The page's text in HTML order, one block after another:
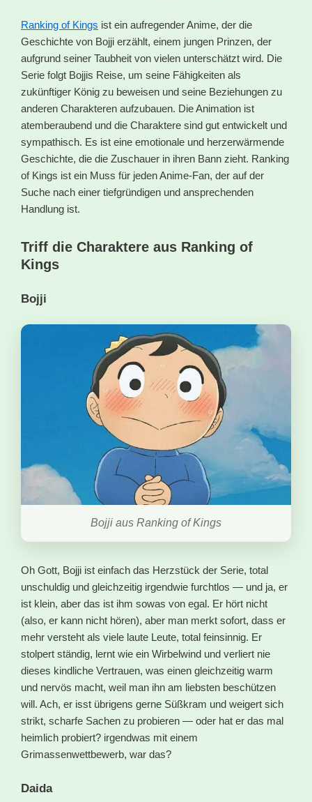
Ranking of Kings ist ein aufregender Anime, der die
Geschichte von Bojji erzählt, einem jungen Prinzen, der
aufgrund seiner Taubheit von vielen unterschätzt wird. Die
Serie folgt Bojjis Reise, um seine Fähigkeiten als
zukünftiger König zu beweisen und seine Beziehungen zu
anderen Charakteren aufzubauen. Die Animation ist
atemberaubend und die Charaktere sind gut entwickelt und
sympathisch. Es ist eine emotionale und herzerwärmende
Geschichte, die die Zuschauer in ihren Bann zieht. Ranking
of Kings ist ein Muss für jeden Anime-Fan, der auf der
Suche nach einer tiefgründigen und ansprechenden
Handlung ist.
Triff die Charaktere aus Ranking of
Kings
Bojji
Bojji aus Ranking of Kings
Oh Gott, Bojji ist einfach das Herzstück der Serie, total
unschuldig und gleichzeitig irgendwie furchtlos — und ja, er
ist klein, aber das ist ihm sowas von egal. Er hört nicht
(also, er kann nicht hören), aber man merkt sofort, dass er
mehr versteht als viele laute Leute, total feinsinnig. Er
stolpert ständig, lernt wie ein Wirbelwind und verliert nie
dieses kindliche Vertrauen, was einen gleichzeitig warm
und nervös macht, weil man ihn am liebsten beschützen
will. Ach, er isst übrigens gerne Süßkram und weigert sich
strikt, scharfe Sachen zu probieren — oder hat er das mal
heimlich probiert? irgendwas mit einem
Grimassenwettbewerb, war das?
Daida